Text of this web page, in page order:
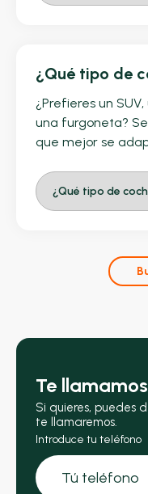
¿Qué tipo de
¿Prefieres un
una furgoneta?
que mejor se
Te
Si quieres, puedes
te llamaremos.
Introduce tu teléfono